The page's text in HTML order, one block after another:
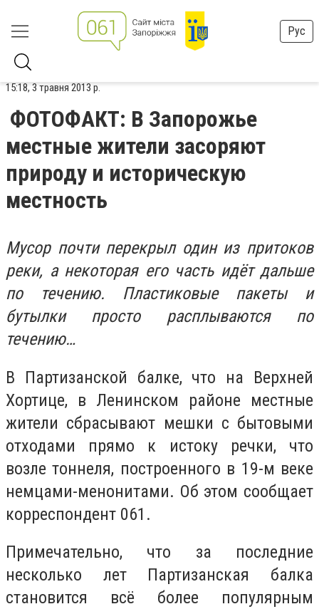
Рус
15:18, 3 травня 2013 р.
ФОТОФАКТ: В Запорожье
местные жители засоряют
природу и историческую
местность
Мусор почти перекрыл один из притоков
реки, а некоторая его часть идёт дальше
по течению. Пластиковые пакеты и
бутылки просто расплываются по
течению…
В Партизанской балке, что на Верхней
Хортице, в Ленинском районе местные
жители сбрасывают мешки с бытовыми
отходами прямо к истоку речки, что
возле тоннеля, построенного в 19-м веке
немцами-менонитами. Об этом сообщает
корреспондент 061.
Примечательно, что за последние
несколько лет Партизанская балка
становится всё более популярным